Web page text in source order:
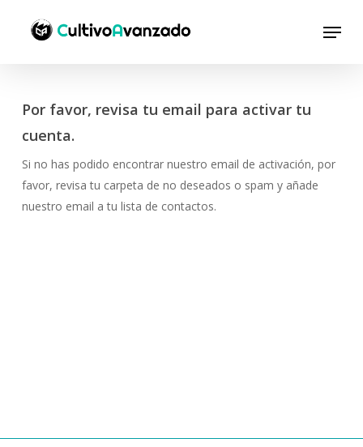
Menú
Por favor, revisa tu email para activar tu
cuenta.
Si no has podido encontrar nuestro email de activación, por
favor, revisa tu carpeta de no deseados o spam y añade
nuestro email a tu lista de contactos.